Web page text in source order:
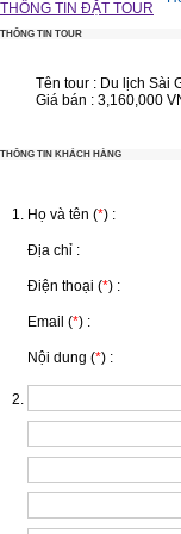
THÔNG TIN ĐẶT TOUR
THÔNG TIN TOUR
Tên tour : Du lịch Sài
Giá bán : 3,160,000
THÔNG TIN KHÁCH HÀNG
Họ và tên (*) :
Địa chỉ :
Điện thoại (*) :
Email (*) :
Nội dung (*) :